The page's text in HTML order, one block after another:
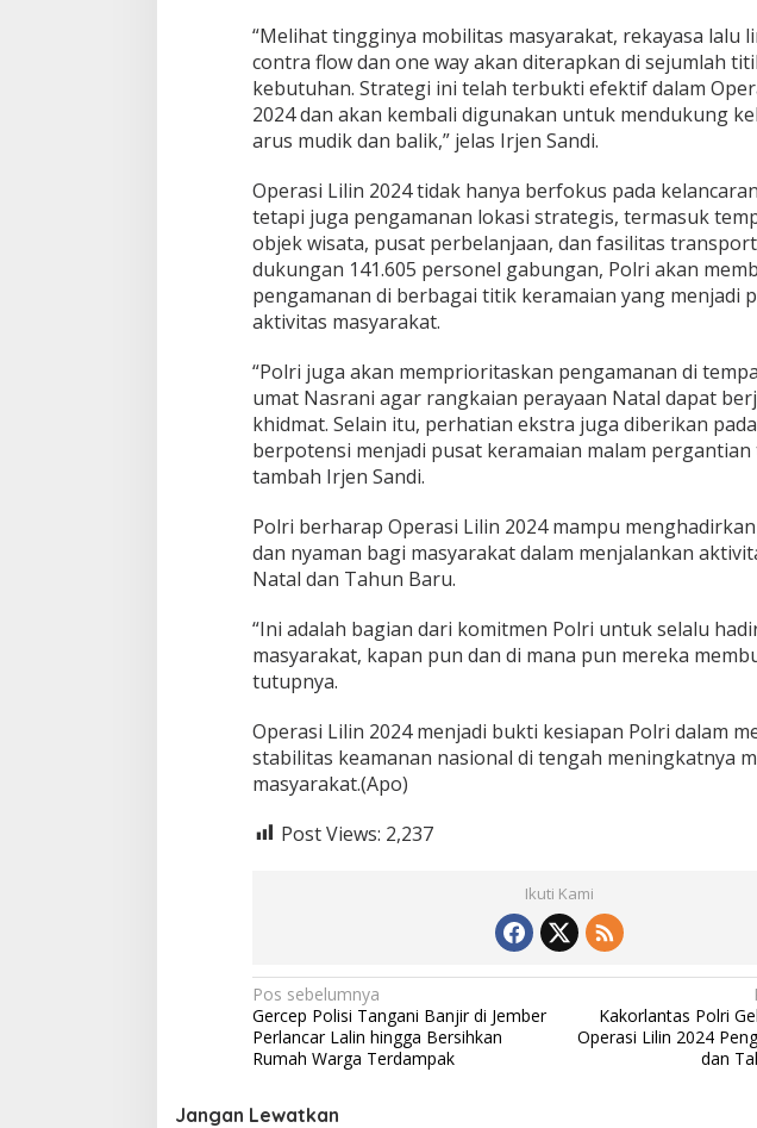
“Melihat tingginya mobilitas masyarakat, rekayasa lalu
contra flow dan one way akan diterapkan di sejumlah
kebutuhan. Strategi ini telah terbukti efektif dalam
2024 dan akan kembali digunakan untuk mendukung
arus mudik dan balik,” jelas Irjen Sandi.
Operasi Lilin 2024 tidak hanya berfokus pada
tetapi juga pengamanan lokasi strategis, termasuk
objek wisata, pusat perbelanjaan, dan fasilitas
dukungan 141.605 personel gabungan, Polri akan
pengamanan di berbagai titik keramaian yang menjadi
aktivitas masyarakat.
“Polri juga akan memprioritaskan pengamanan di
umat Nasrani agar rangkaian perayaan Natal dapat
khidmat. Selain itu, perhatian ekstra juga diberikan
berpotensi menjadi pusat keramaian malam pergantian
tambah Irjen Sandi.
Polri berharap Operasi Lilin 2024 mampu
dan nyaman bagi masyarakat dalam menjalankan
Natal dan Tahun Baru.
“Ini adalah bagian dari komitmen Polri untuk selalu
masyarakat, kapan pun dan di mana pun mereka
tutupnya.
Operasi Lilin 2024 menjadi bukti kesiapan Polri dalam
stabilitas keamanan nasional di tengah meningkatnya
masyarakat.(Apo)
Post Views: 2,237
Ikuti Kami
N
a
v
i
Pos sebelumnya
Gercep Polisi Tangani Banjir di Jember
Perlancar Lalin hingga Bersihkan
Rumah Warga Terdampak
Kakorlantas Polri
Operasi Lilin 2024
dan
Jangan Lewatkan
Kepedulian Pengusaha Properti
Naik Status Tipe B, RSUD dr Moh
Anwar Sumenep Jadi Rumah Sakit
Rujukan Berjenjang